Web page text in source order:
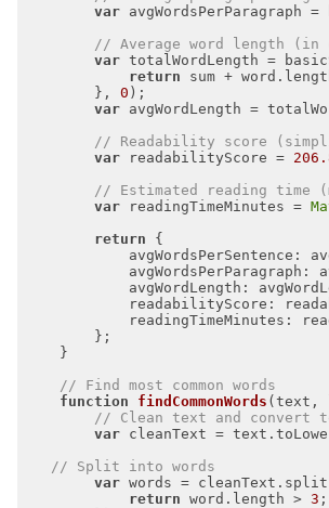
var avgWordsPerParagraph
// Average word length (in
var totalWordLength =
return
}, 0
var avgWordLength =
// Readability score
var readabilityScore =
// Estimated reading time
var readingTimeMinutes =
return
avgWordsPerSentence
avgWordsPerParagraph
avgWordLength
readabilityScore
readingTimeMinutes
// Find most common words
function
findCommonWords ( text,
// Clean text and convert
var cleanText =
// Split into words
var words =
return word.length > 3 ;